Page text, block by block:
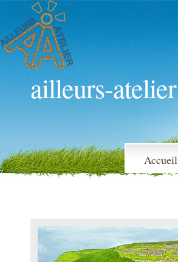
ailleurs-atelier
Accueil